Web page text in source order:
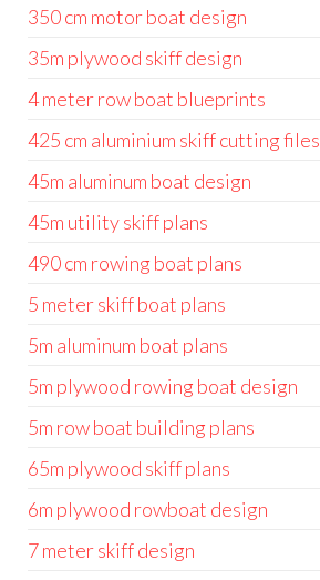
350 cm motor boat design
35m plywood skiff design
4 meter row boat blueprints
425 cm aluminium skiff cutting files
45m aluminum boat design
45m utility skiff plans
490 cm rowing boat plans
5 meter skiff boat plans
5m aluminum boat plans
5m plywood rowing boat design
5m row boat building plans
65m plywood skiff plans
6m plywood rowboat design
7 meter skiff design